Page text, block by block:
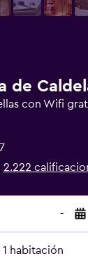
de
con Wifi
2.222
-
1 habitación